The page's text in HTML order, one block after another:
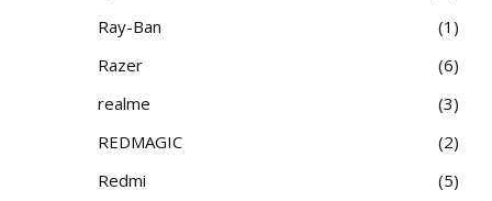
Ray-Ban
1
Razer
6
realme
3
REDMAGIC
2
Redmi
5